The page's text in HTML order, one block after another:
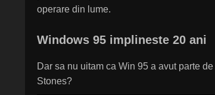
operare din lume.
Windows 95 implineste 20 ani
Dar sa nu uitam ca Win 95 a avut parte
Stones?